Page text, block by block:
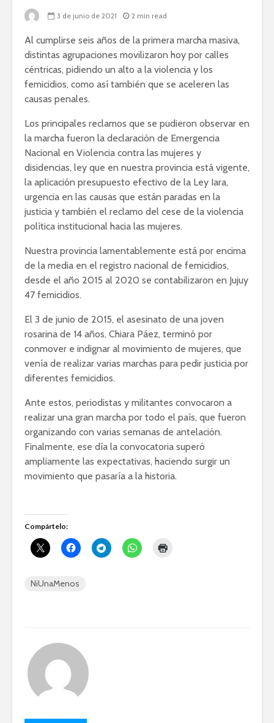
3 de junio de 2021 2 min read
Al cumplirse seis años de la primera marcha masiva,
distintas agrupaciones movilizaron hoy por calles
céntricas, pidiendo un alto a la violencia y los
femicidios, como así también que se aceleren las
causas penales.
Los principales reclamos que se pudieron observar en
la marcha fueron la declaración de Emergencia
Nacional en Violencia contra las mujeres y
disidencias, ley que en nuestra provincia está vigente,
la aplicación presupuesto efectivo de la Ley Iara,
urgencia en las causas que están paradas en la
justicia y también el reclamo del cese de la violencia
política institucional hacia las mujeres.
Nuestra provincia lamentablemente está por encima
de la media en el registro nacional de femicidios,
desde el año 2015 al 2020 se contabilizaron en Jujuy
47 femicidios.
El 3 de junio de 2015, el asesinato de una joven
rosarina de 14 años, Chiara Páez, terminó por
conmover e indignar al movimiento de mujeres, que
venía de realizar varias marchas para pedir justicia por
diferentes femicidios.
Ante estos, periodistas y militantes convocaron a
realizar una gran marcha por todo el país, que fueron
organizando con varias semanas de antelación.
Finalmente, ese día la convocatoria superó
ampliamente las expectativas, haciendo surgir un
movimiento que pasaría a la historia.
Compártelo:
NiUnaMenos